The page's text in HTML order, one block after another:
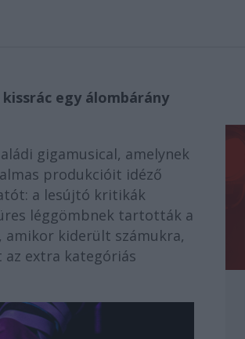
egy álombárány
gigamusical, amelynek
produkcióit idéző
a lesújtó kritikák
léggömbnek tartották a
amikor kiderült számukra,
az extra kategóriás